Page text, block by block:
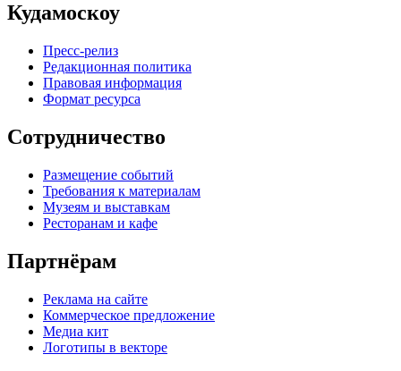
Кудамоскоу
Пресс-релиз
Редакционная политика
Правовая информация
Формат ресурса
Сотрудничество
Размещение событий
Требования к материалам
Музеям и выставкам
Ресторанам и кафе
Партнёрам
Реклама на сайте
Коммерческое предложение
Медиа кит
Логотипы в векторе